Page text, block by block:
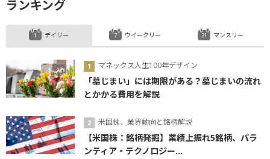
ランキング
デイリー
マネックス人生100年デザイン
「墓じまい」には期限がある？墓じまいの流れ
とかかる費用を解説
米国株、業界動向と銘柄解説
【米国株：銘柄発掘】業績上振れ5銘柄、パラ
ンティア・テクノロジー...
ウイークリー マンスリー